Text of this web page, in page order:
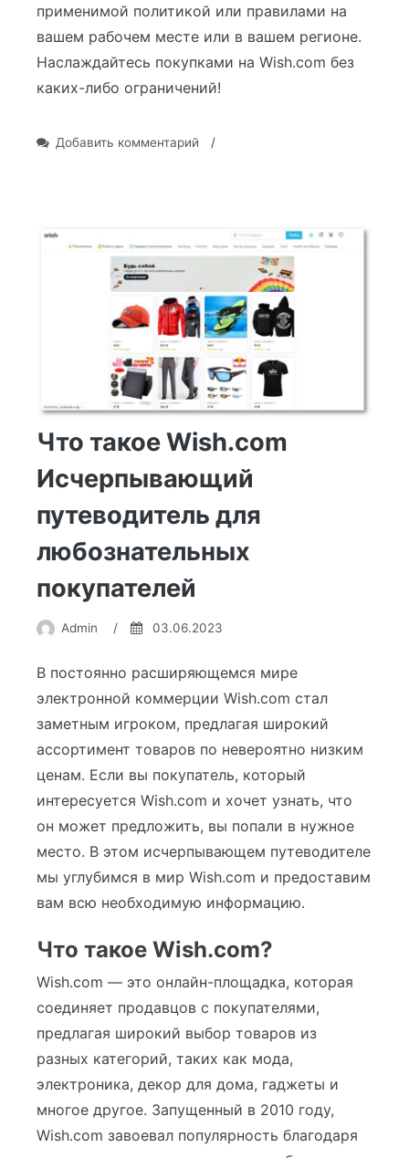
применимой политикой или правилами на
вашем рабочем месте или в вашем регионе.
Наслаждайтесь покупками на Wish.com без
каких-либо ограничений!
Добавить комментарийк
Wish.com
ограничений:
Разблокируйте
сайт
Wish!
/
Что такое Wish.com
Исчерпывающий
путеводитель для
любознательных
покупателей
Admin / 03.06.2023
В постоянно расширяющемся мире
электронной коммерции Wish.com стал
заметным игроком, предлагая широкий
ассортимент товаров по невероятно низким
ценам. Если вы покупатель, который
интересуется Wish.com и хочет узнать, что
он может предложить, вы попали в нужное
место. В этом исчерпывающем путеводителе
мы углубимся в мир Wish.com и предоставим
вам всю необходимую информацию.
Что такое Wish.com?
Wish.com — это онлайн-площадка, которая
соединяет продавцов с покупателями,
предлагая широкий выбор товаров из
разных категорий, таких как мода,
электроника, декор для дома, гаджеты и
многое другое. Запущенный в 2010 году,
Wish.com завоевал популярность благодаря